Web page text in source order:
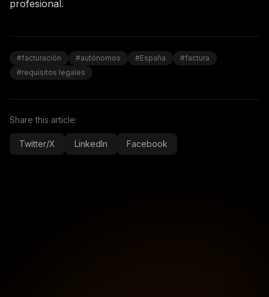
profesional.
#facturación #autónomos #España
#factura
#requisitos legales
Share this article:
Twitter/X LinkedIn Facebook